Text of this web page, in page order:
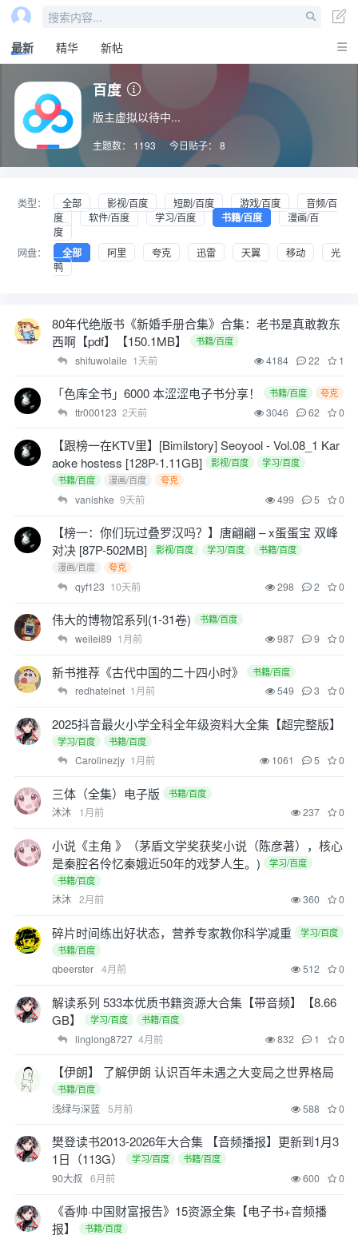
搜索内容...
最新
精华 新帖
百度
版主虚拟以待中...
主题数： 1193 今日贴子： 8
类型： 全部 影视/百度 短剧/百度 游戏/百度
音频/百
度
软件/百度 学习/百度 书籍/百度
漫画/百
度
网盘：
全部 阿里 夸克 迅雷 天翼 移动
光
鸭
80年代绝版书《新婚手册合集》合集：老书是真敢教东
西啊【pdf】【150.1MB】
书籍/百度
shifuwolaile 1天前 4184 22 1
「色库全书」6000 本涩涩电子书分享！ 书籍/百度 夸克
ttr000123 2天前 3046 62 0
【跟榜一在KTV里】[Bimilstory] Seoyool - Vol.08_1 Kar
aoke hostess [128P-1.11GB]
影视/百度
学习/百度
书籍/百度
漫画/百度 夸克
vanishke 9天前 499 5 0
【榜一：你们玩过叠罗汉吗？】唐翩翩 – x蛋蛋宝 双峰
对决 [87P-502MB]
影视/百度 学习/百度
书籍/百度
漫画/百度
夸克
qyf123 10天前 298 2 0
伟大的博物馆系列(1-31卷) 书籍/百度
weilei89 1月前 987 9 0
新书推荐《古代中国的二十四小时》 书籍/百度
redhatelnet 1月前 549 3 0
2025抖音最火小学全科全年级资料大全集【超完整版】
学习/百度 书籍/百度
Carolinezjy 1月前 1061 5 0
三体（全集）电子版 书籍/百度
沐沐 1月前 237 0
小说《主角 》（茅盾文学奖获奖小说（陈彦著），核心
是秦腔名伶忆秦娥近50年的戏梦人生。)
学习/百度
书籍/百度
沐沐 2月前 360 0
碎片时间练出好状态，营养专家教你科学减重
学习/百度
书籍/百度
qbeerster 4月前 512 0
解读系列 533本优质书籍资源大合集【带音频】【8.66
GB】
学习/百度 书籍/百度
linglong8727 4月前 832 1 0
【伊朗】 了解伊朗 认识百年未遇之大变局之世界格局
书籍/百度
浅绿与深蓝 5月前 588 0
樊登读书2013-2026年大合集 【音频播报】更新到1月3
1日（113G）
学习/百度 书籍/百度
90大叔 6月前 600 0
《香帅·中国财富报告》15资源全集【电子书+音频播
报】
书籍/百度